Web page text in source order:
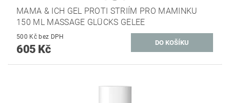
MAMA & ICH GEL PROTI STRIÍM PRO MAMINKU
150 ML MASSAGE GLÜCKS GELEE
500 Kč bez DPH
605 Kč